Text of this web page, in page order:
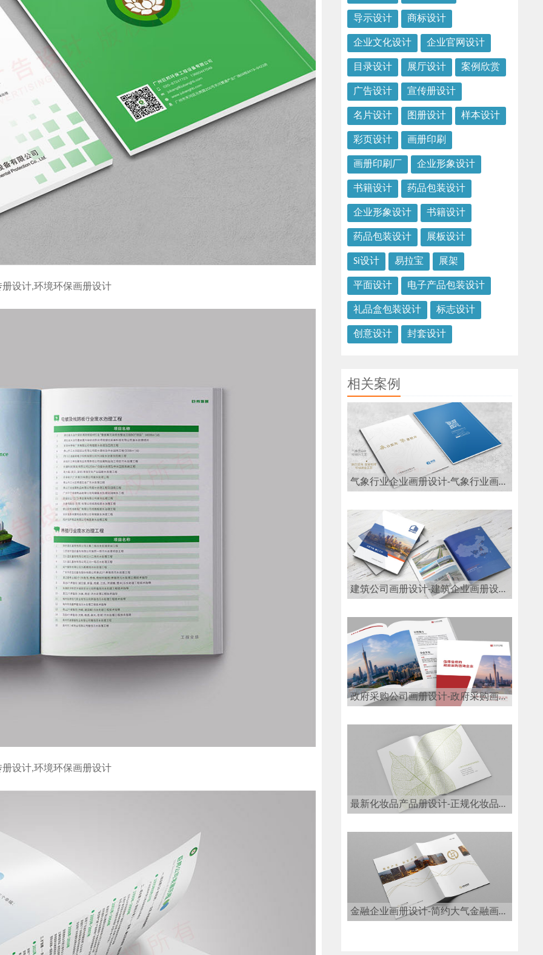
册设计,环境环保画册设计
册设计,环境环保画册设计
导示设计 商标设计
企业文化设计 企业官网设计
目录设计 展厅设计 案例欣赏
广告设计 宣传册设计
名片设计 图册设计 样本设计
彩页设计 画册印刷
画册印刷厂 企业形象设计
书籍设计 药品包装设计
企业形象设计 书籍设计
药品包装设计 展板设计
Si设计 易拉宝 展架
平面设计 电子产品包装设计
礼品盒包装设计 标志设计
创意设计 封套设计
相关案例
气象行业企业画册设计-气象行业画册设计公司
建筑公司画册设计-建筑企业画册设计公司
政府采购公司画册设计-政府采购画册设计公司
最新化妆品产品册设计-正规化妆品画册设计公司
金融企业画册设计-简约大气金融画册设计